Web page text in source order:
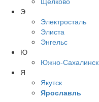
Э
Электросталь
Элиста
Энгельс
Ю
Южно-Сахалинск
Я
Якутск
Ярославль